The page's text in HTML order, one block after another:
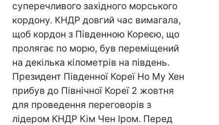
суперечливого західного морського
кордону. КНДР довгий час вимагала,
щоб кордон з Південною Кореєю, що
пролягає по морю, був переміщений
на декілька кілометрів на південь.
Президент Південної Кореї Но Му Хен
прибув до Північної Кореї 2 жовтня
для проведення переговорів з
лідером КНДР Кім Чен Іром. Перед